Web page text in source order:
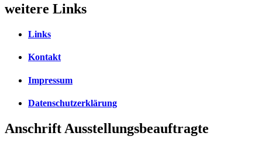
weitere Links
Links
Kontakt
Impressum
Datenschutzerklärung
Anschrift Ausstellungsbeauftragte